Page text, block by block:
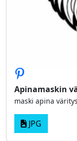
Apinamaskin
maski apina
JPG